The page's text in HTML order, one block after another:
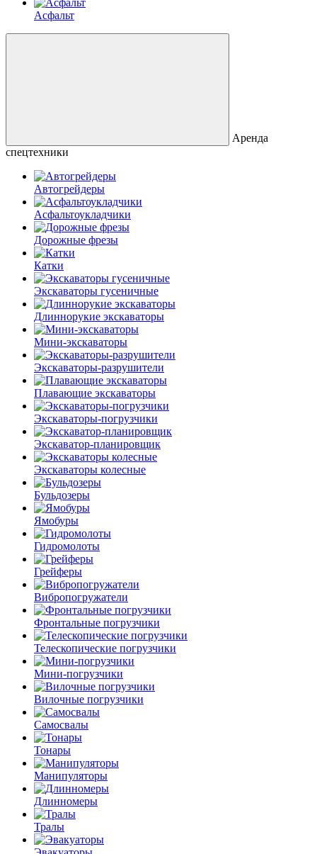
Асфальт
Аренда
спецтехники
Автогрейдеры
Асфальто­укладчики
Дорожные фрезы
Катки
Экскаваторы гусеничные
Длиннорукие экскаваторы
Мини-экскаваторы
Экскаваторы-разрушители
Плавающие экскаваторы
Экскаваторы-погрузчики
Экскаватор-планировщик
Экскаваторы колесные
Бульдозеры
Ямобуры
Гидромолоты
Грейферы
Вибро­погружатели
Фронтальные погрузчики
Телескопические погрузчики
Мини-погрузчики
Вилочные погрузчики
Самосвалы
Тонары
Манипуляторы
Длинномеры
Тралы